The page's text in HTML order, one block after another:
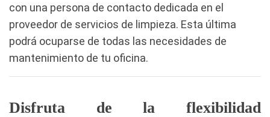
con una persona de contacto dedicada en el
proveedor de servicios de limpieza. Esta última
podrá ocuparse de todas las necesidades de
mantenimiento de tu oficina.
Disfruta de la flexibilidad